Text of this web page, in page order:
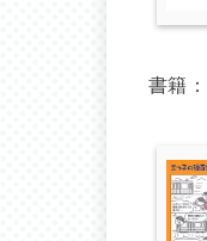
書籍：